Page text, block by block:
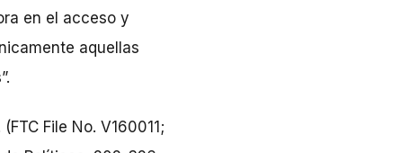
en el acceso y
aquellas
File No. V160011;